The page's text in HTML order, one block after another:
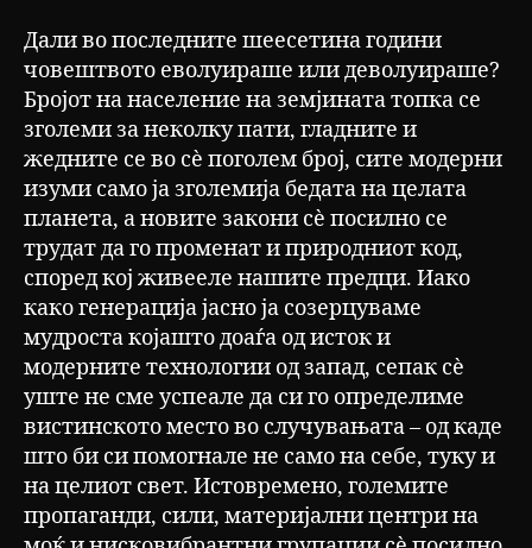
Дали во последните шеесетина години
човештвото еволуираше или деволуираше?
Бројот на население на земјината топка се
зголеми за неколку пати, гладните и
жедните се во сè поголем број, сите модерни
изуми само ја зголемија бедата на целата
планета, а новите закони сѐ посилно се
трудат да го променат и природниот код,
според кој живееле нашите предци. Иако
како генерација јасно ја созерцуваме
мудроста којашто доаѓа од исток и
модерните технологии од запад, сепак сѐ
уште не сме успеале да си го определиме
вистинското место во случувањата – од каде
што би си помогнале не само на себе, туку и
на целиот свет. Истовремено, големите
пропаганди, сили, материјални центри на